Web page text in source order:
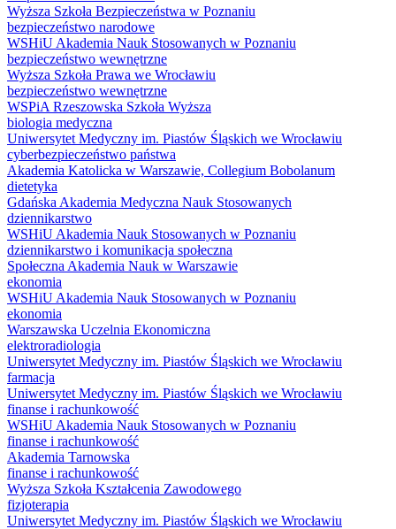
Wyższa Szkoła Bezpieczeństwa w Poznaniu
bezpieczeństwo narodowe
WSHiU Akademia Nauk Stosowanych w Poznaniu
bezpieczeństwo wewnętrzne
Wyższa Szkoła Prawa we Wrocławiu
bezpieczeństwo wewnętrzne
WSPiA Rzeszowska Szkoła Wyższa
biologia medyczna
Uniwersytet Medyczny im. Piastów Śląskich we Wrocławiu
cyberbezpieczeństwo państwa
Akademia Katolicka w Warszawie, Collegium Bobolanum
dietetyka
Gdańska Akademia Medyczna Nauk Stosowanych
dziennikarstwo
WSHiU Akademia Nauk Stosowanych w Poznaniu
dziennikarstwo i komunikacja społeczna
Społeczna Akademia Nauk w Warszawie
ekonomia
WSHiU Akademia Nauk Stosowanych w Poznaniu
ekonomia
Warszawska Uczelnia Ekonomiczna
elektroradiologia
Uniwersytet Medyczny im. Piastów Śląskich we Wrocławiu
farmacja
Uniwersytet Medyczny im. Piastów Śląskich we Wrocławiu
finanse i rachunkowość
WSHiU Akademia Nauk Stosowanych w Poznaniu
finanse i rachunkowość
Akademia Tarnowska
finanse i rachunkowość
Wyższa Szkoła Kształcenia Zawodowego
fizjoterapia
Uniwersytet Medyczny im. Piastów Śląskich we Wrocławiu